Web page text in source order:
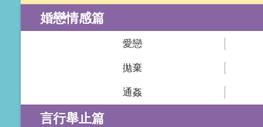
婚戀情感篇
愛戀
拋棄
通姦
言行舉止篇